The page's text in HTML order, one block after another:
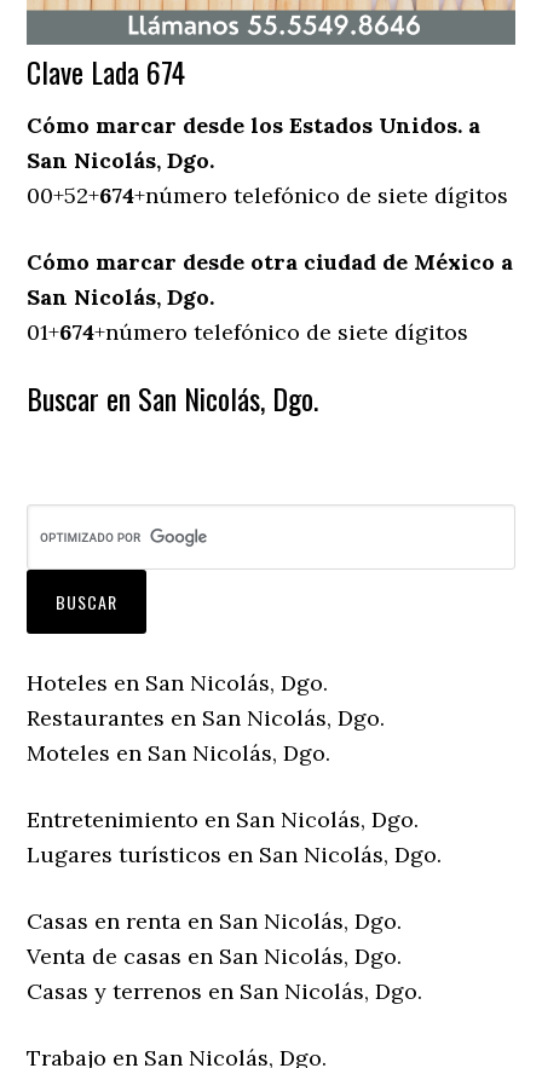
Clave Lada 674
Cómo marcar desde los Estados Unidos. a
San Nicolás, Dgo.
00+52+674+número telefónico de siete dígitos
Cómo marcar desde otra ciudad de México a
San Nicolás, Dgo.
01+674+número telefónico de siete dígitos
Buscar en San Nicolás, Dgo.
Hoteles en San Nicolás, Dgo.
Restaurantes en San Nicolás, Dgo.
Moteles en San Nicolás, Dgo.
Entretenimiento en San Nicolás, Dgo.
Lugares turísticos en San Nicolás, Dgo.
Casas en renta en San Nicolás, Dgo.
Venta de casas en San Nicolás, Dgo.
Casas y terrenos en San Nicolás, Dgo.
Trabajo en San Nicolás, Dgo.